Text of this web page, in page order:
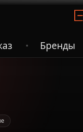
• Бренды